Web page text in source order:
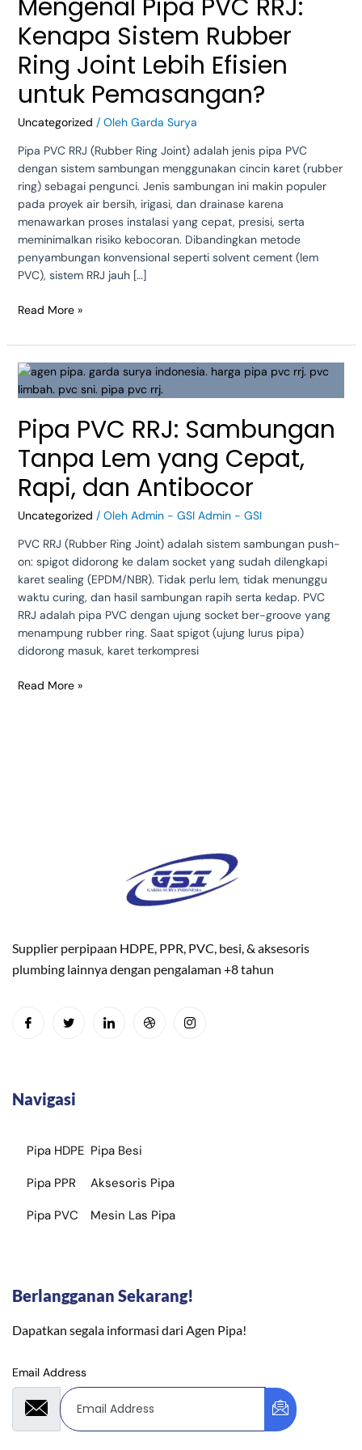
Mengenal Pipa PVC RRJ:
Kenapa Sistem Rubber
Ring Joint Lebih Efisien
untuk Pemasangan?
Uncategorized / Oleh Garda Surya
Pipa PVC RRJ (Rubber Ring Joint) adalah jenis pipa PVC
dengan sistem sambungan menggunakan cincin karet (rubber
ring) sebagai pengunci. Jenis sambungan ini makin populer
pada proyek air bersih, irigasi, dan drainase karena
menawarkan proses instalasi yang cepat, presisi, serta
meminimalkan risiko kebocoran. Dibandingkan metode
penyambungan konvensional seperti solvent cement (lem
PVC), sistem RRJ jauh […]
Joint
Lebih
Efisien
untuk
Pemasangan?
Read More »
Pipa PVC RRJ: Sambungan
Tanpa Lem yang Cepat,
Rapi, dan Antibocor
Uncategorized / Oleh Admin - GSI Admin - GSI
PVC RRJ (Rubber Ring Joint) adalah sistem sambungan push-
on: spigot didorong ke dalam socket yang sudah dilengkapi
karet sealing (EPDM/NBR). Tidak perlu lem, tidak menunggu
waktu curing, dan hasil sambungan rapih serta kedap. PVC
RRJ adalah pipa PVC dengan ujung socket ber-groove yang
menampung rubber ring. Saat spigot (ujung lurus pipa)
didorong masuk, karet terkompresi
Pipa
PVC
Sambungan
Tanpa
Lem
yang
Cepat,
Rapi,
Antibocor
Read More »
Supplier perpipaan HDPE, PPR, PVC, besi, & aksesoris
plumbing lainnya dengan pengalaman +8 tahun
Navigasi
Pipa HDPE
Pipa PPR
Pipa PVC
Pipa Besi
Aksesoris Pipa
Mesin Las Pipa
Berlangganan Sekarang!
Dapatkan segala informasi dari Agen Pipa!
Email Address